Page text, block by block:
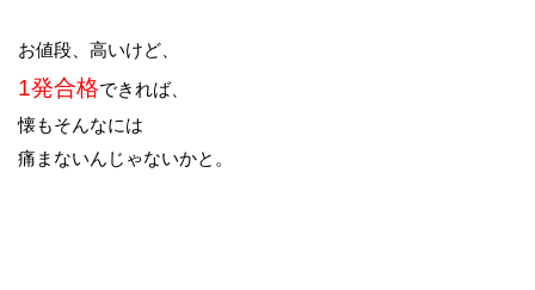
お値段、高いけど、
1発合格できれば、
懐もそんなには
痛まないんじゃないかと。